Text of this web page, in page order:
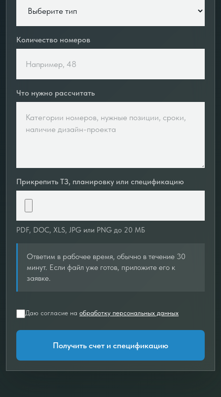
Количество номеров
Что нужно рассчитать
Прикрепить ТЗ, планировку или спецификацию
PDF, DOC, XLS, JPG или PNG до 20 МБ
Ответим в рабочее время, обычно в течение 30
минут. Если файл уже готов, приложите его к
заявке.
Даю согласие на обработку персональных данных
Получить счет и спецификацию